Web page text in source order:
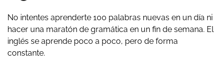
No intentes aprenderte 100 palabras nuevas en un día ni
hacer una maratón de gramática en un fin de semana. El
inglés se aprende poco a poco, pero de forma
constante.